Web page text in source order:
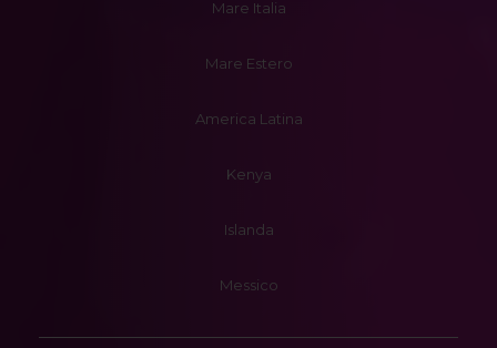
Mare Italia
Mare Estero
America Latina
Kenya
Islanda
Messico